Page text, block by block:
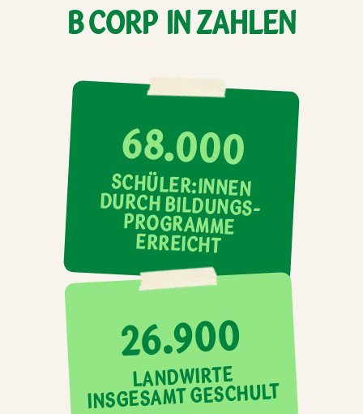
B CORP IN ZAHLEN
68.000
SCHÜLER:INNEN
DURCH BILDUNGS-
PROGRAMME
ERREICHT
26.900
LANDWIRTE
INSGESAMT GESCHULT